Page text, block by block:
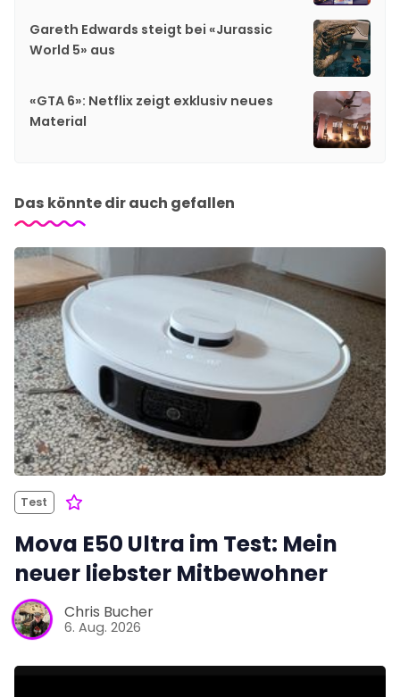
Gareth Edwards steigt bei «Jurassic
World 5» aus
«GTA 6»: Netflix zeigt exklusiv neues
Material
Das könnte dir auch gefallen
Test
Mova E50 Ultra im Test: Mein
neuer liebster Mitbewohner
Chris Bucher
6. Aug. 2026